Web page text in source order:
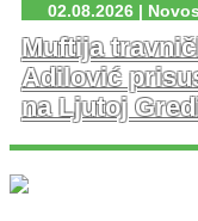
02.08.2026 |
Muftija
Adilović
na Ljutoj
U nedjelju, 02. 08.
spomen obilježja
održana je